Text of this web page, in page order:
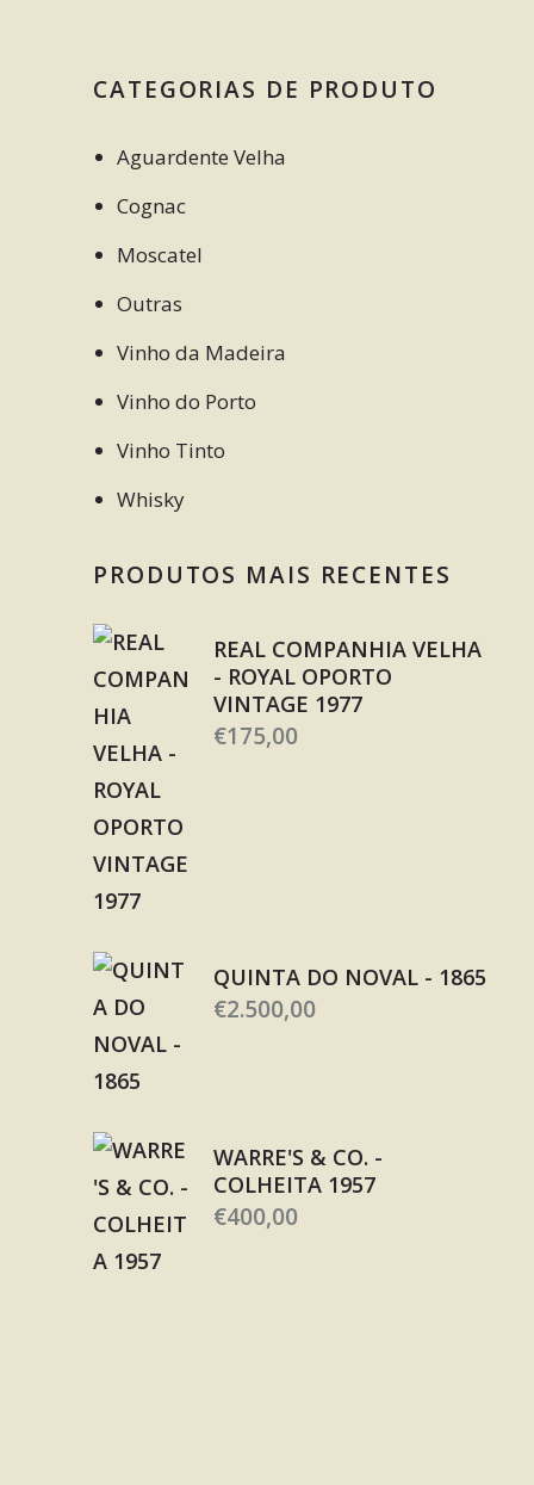
CATEGORIAS DE PRODUTO
Aguardente Velha
Cognac
Moscatel
Outras
Vinho da Madeira
Vinho do Porto
Vinho Tinto
Whisky
PRODUTOS MAIS RECENTES
REAL COMPANHIA VELHA
- ROYAL OPORTO
VINTAGE 1977
€175,00
QUINTA DO NOVAL - 1865
€2.500,00
WARRE'S & CO. -
COLHEITA 1957
€400,00